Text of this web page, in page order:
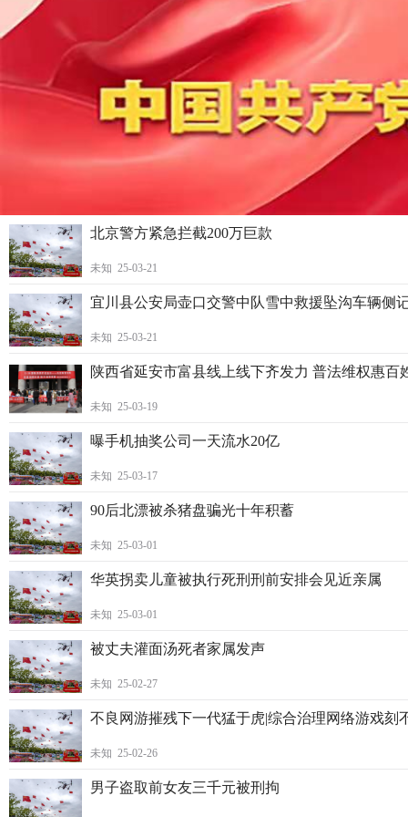
北京警方紧急拦截200万巨款
未知 25-03-21
宜川县公安局壶口交警中队雪中救援坠沟车辆侧
未知 25-03-21
陕西省延安市富县线上线下齐发力 普法维权惠百
未知 25-03-19
曝手机抽奖公司一天流水20亿
未知 25-03-17
90后北漂被杀猪盘骗光十年积蓄
未知 25-03-01
华英拐卖儿童被执行死刑刑前安排会见近亲属
未知 25-03-01
被丈夫灌面汤死者家属发声
未知 25-02-27
不良网游摧残下一代猛于虎|综合治理网络游戏刻
未知 25-02-26
男子盗取前女友三千元被刑拘